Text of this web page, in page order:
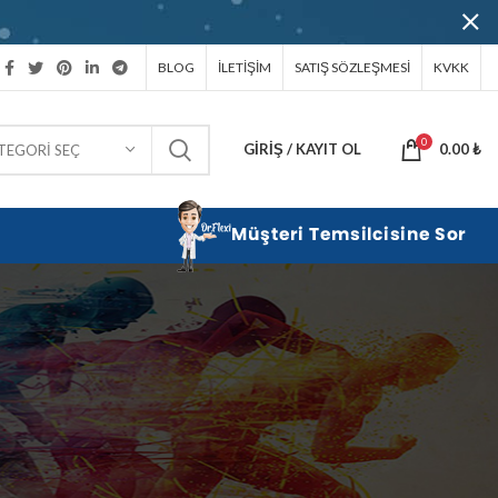
BLOG İLETIŞIM SATIŞ SÖZLEŞMESI KVKK
SEÇ GIRIŞ / KAYIT OL 0 0.00₺